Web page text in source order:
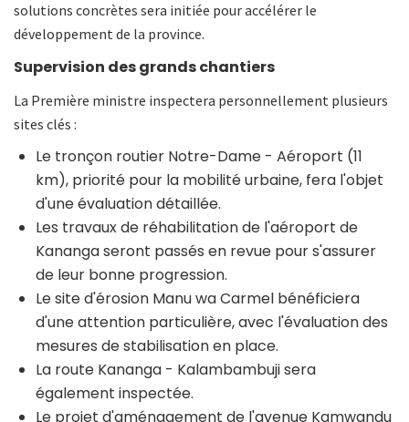
solutions concrètes sera initiée pour accélérer le
développement de la province.
Supervision des grands chantiers
La Première ministre inspectera personnellement plusieurs
sites clés :
Le tronçon routier Notre-Dame - Aéroport (11
km), priorité pour la mobilité urbaine, fera l'objet
d'une évaluation détaillée.
Les travaux de réhabilitation de l'aéroport de
Kananga seront passés en revue pour s'assurer
de leur bonne progression.
Le site d'érosion Manu wa Carmel bénéficiera
d'une attention particulière, avec l'évaluation des
mesures de stabilisation en place.
La route Kananga - Kalambambuji sera
également inspectée.
Le projet d'aménagement de l'avenue Kamwandu